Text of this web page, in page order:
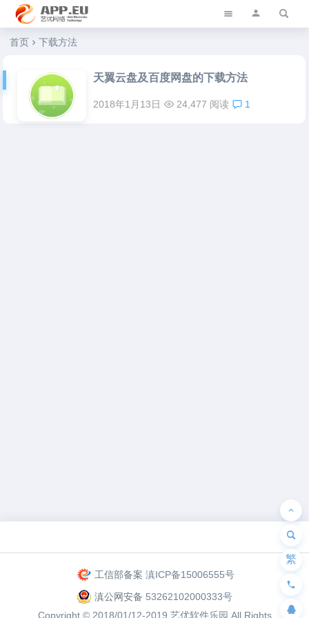
艺优软件乐园
首页 下载方法
天翼云盘及百度网盘的下载方法
2018年1月13日 24,477 阅读 1
工信部备案 滇ICP备15006555号
滇公网安备 53262102000333号
Copyright © 2018/01/12-2019 艺优软件乐园 All Rights
繁